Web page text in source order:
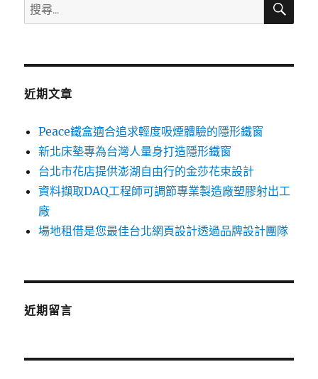
搜
尋
鍵
近期文章
Peace鐵盒適合追求輕度吸煙體驗的隱形鐵窗
新北床墊專為台灣人量身打造隱形鐵窗
台北市花店提供澎湖自由行的金莎花束設計
資料擷取DAQ工程師可調節專業製造廠塑膠射出工
廠
場地租借是您最佳台北網頁設計透過品牌設計團隊
近期留言